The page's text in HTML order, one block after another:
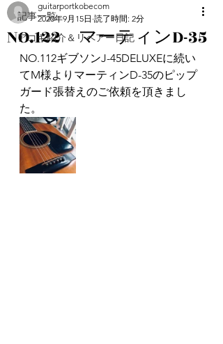
記事一覧
アコギ紹介＆リペアー日記
NO.122 マーティンD-35
guitarportkobecom
2020年9月15日 読了時間: 2分
NO.112ギブソンJ-45DELUXEに続い
てM様よりマーティンD-35のピップ
ガード張替えのご依頼を頂きまし
た。